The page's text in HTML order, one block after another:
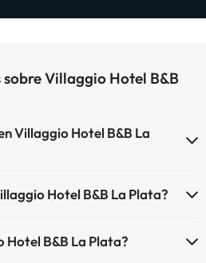
Villaggio Hotel B&B
Villaggio Hotel B&B La
Hotel B&B La Plata?
Hotel B&B La Plata?